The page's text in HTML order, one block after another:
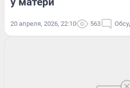
20 апреля, 2026, 22:10 563